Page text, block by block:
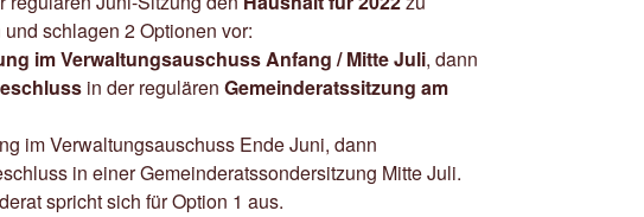
schlagen 2 Optionen vor:
im Verwaltungsauschuss Anfang / Mitte Juli, dann
in der regulären Gemeinderatssitzung am
im Verwaltungsauschuss Ende Juni, dann
in einer Gemeinderatssondersitzung Mitte Juli.
spricht sich für Option 1 aus.